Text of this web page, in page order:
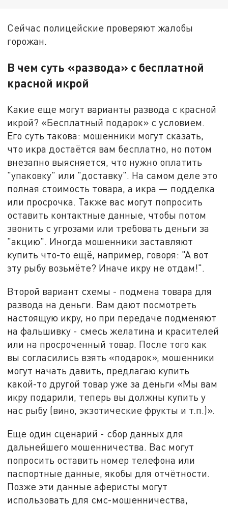
Сейчас полицейские проверяют жалобы
горожан.
В чем суть «развода» с бесплатной
красной икрой
Какие еще могут варианты развода с красной
икрой? «Бесплатный подарок» с условием.
Его суть такова: мошенники могут сказать,
что икра достаётся вам бесплатно, но потом
внезапно выясняется, что нужно оплатить
"упаковку" или "доставку". На самом деле это
полная стоимость товара, а икра — подделка
или просрочка. Также вас могут попросить
оставить контактные данные, чтобы потом
звонить с угрозами или требовать деньги за
"акцию". Иногда мошенники заставляют
купить что-то ещё, например, говоря: "А вот
эту рыбу возьмёте? Иначе икру не отдам!".
Второй вариант схемы - подмена товара для
развода на деньги. Вам дают посмотреть
настоящую икру, но при передаче подменяют
на фальшивку - смесь желатина и красителей
или на просроченный товар. После того как
вы согласились взять «подарок», мошенники
могут начать давить, предлагаю купить
какой-то другой товар уже за деньги «Мы вам
икру подарили, теперь вы должны купить у
нас рыбу (вино, экзотические фрукты и т.п.)».
Еще один сценарий - сбор данных для
дальнейшего мошенничества. Вас могут
попросить оставить номер телефона или
паспортные данные, якобы для отчётности.
Позже эти данные аферисты могут
использовать для смс-мошенничества,